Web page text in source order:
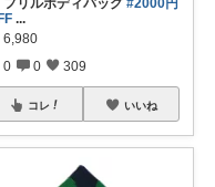
...
6,980
0 0 309
コレ いいね